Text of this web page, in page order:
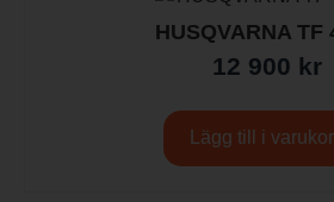
HUSQVARNA TF
12 900 kr
Lägg till i